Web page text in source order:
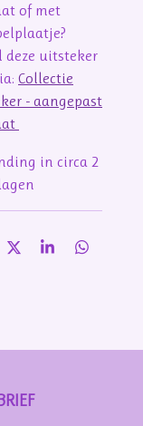
of met
deze uitsteker
Collectie
- aangepast
in circa 2
D
S
D